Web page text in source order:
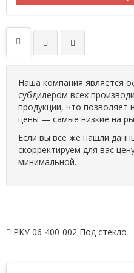
Наша компания является
субдилером всех
продукции, что позволяет
цены — самые низкие на
Если вы все же нашли
скорректируем для вас
минимальной.
РКУ 06-400-002 Под стекло